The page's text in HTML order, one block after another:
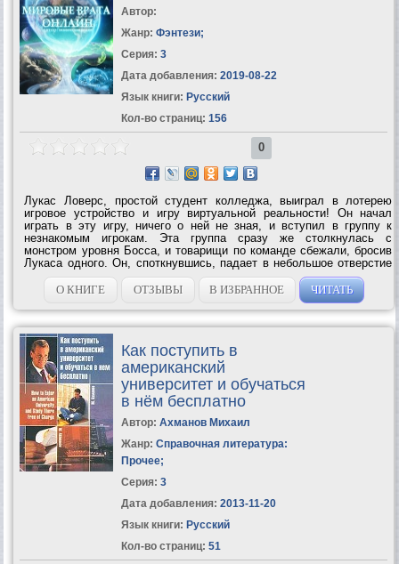
Автор:
Жанр: Фэнтези;
Серия: 3
Дата добавления: 2019-08-22
Язык книги: Русский
Кол-во страниц: 156
0
Лукас Ловерс, простой студент колледжа, выиграл в лотерею
игровое устройство и игру виртуальной реальности! Он начал
играть в эту игру, ничего о ней не зная, и вступил в группу к
незнакомым игрокам. Эта группа сразу же столкнулась с
монстром уровня Босса, и товарищи по команде сбежали, бросив
Лукаса одного. Он, споткнувшись, падает в небольшое отверстие
и спасается от Босса, однако, умудряется застрять в этой
пещере! Да еще и не...
О КНИГЕ ОТЗЫВЫ В ИЗБРАННОЕ ЧИТАТЬ
Как поступить в
американский
университет и обучаться
в нём бесплатно
Автор: Ахманов Михаил
Жанр: Справочная литература:
Прочее;
Серия: 3
Дата добавления: 2013-11-20
Язык книги: Русский
Кол-во страниц: 51